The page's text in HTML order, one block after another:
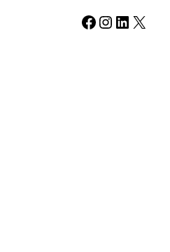
Facebook Instagram LinkedIn X